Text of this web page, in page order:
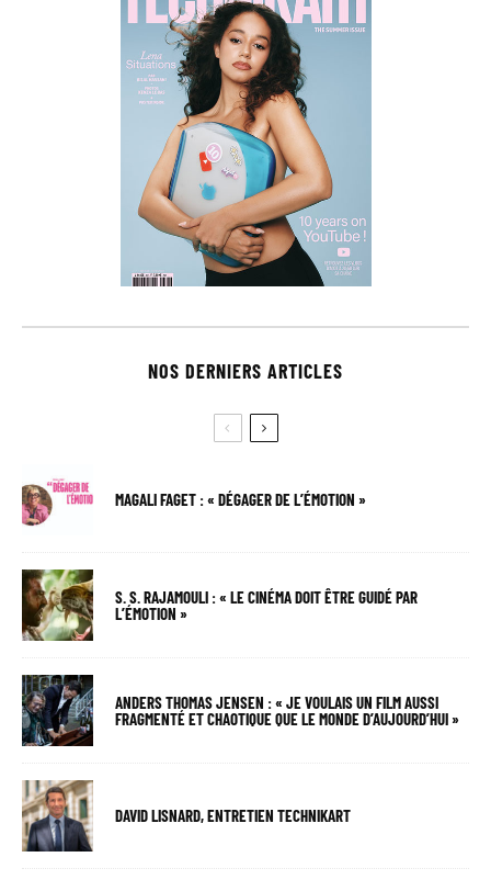
NOS DERNIERS ARTICLES
MAGALI FAGET : « DÉGAGER DE L’ÉMOTION »
S. S. RAJAMOULI : « LE CINÉMA DOIT ÊTRE GUIDÉ PAR
L’ÉMOTION »
ANDERS THOMAS JENSEN : « JE VOULAIS UN FILM AUSSI
FRAGMENTÉ ET CHAOTIQUE QUE LE MONDE D’AUJOURD’HUI »
DAVID LISNARD, ENTRETIEN TECHNIKART